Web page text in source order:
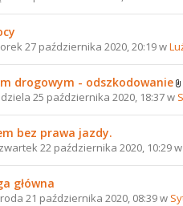
27 października 2020, 20:19 w
drogowym - odszkodowanie
25 października 2020, 18:37 w
bez prawa jazdy.
22 października 2020, 10:29 w
główna
21 października 2020, 08:39 w